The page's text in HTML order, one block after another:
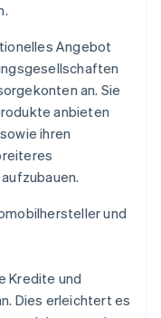
Angebot
an. Sie
anbieten
ihren
und
Kredite und
Dies erleichtert es